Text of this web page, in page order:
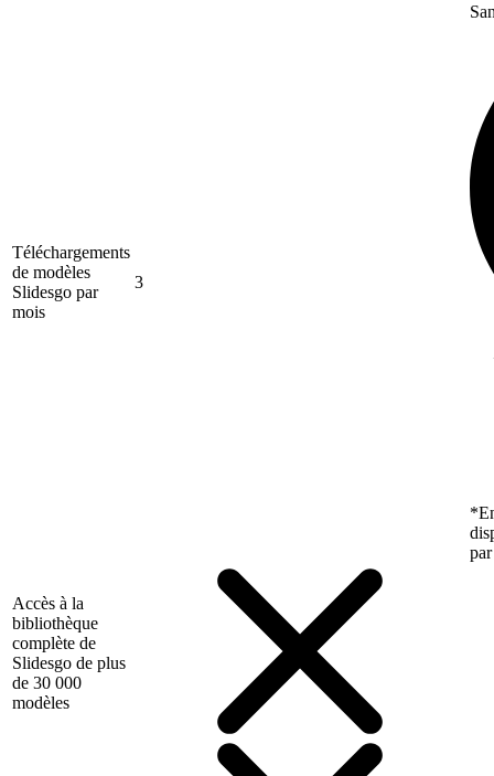
Téléchargements
de modèles
Slidesgo par
mois
3
Accès à la
bibliothèque
complète de
Slidesgo de plus
de 30 000
modèles